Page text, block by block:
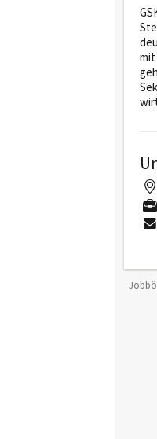
mit